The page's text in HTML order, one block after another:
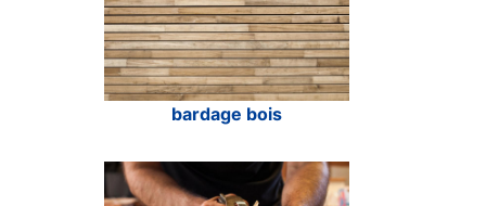
bardage bois